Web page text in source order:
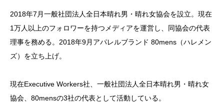
2018年7月一般社団法人全日本晴れ男・晴れ女協会を設立。現在
1万人以上のフォロワーを持つメディアを運営し、同協会の代表
理事を務める。2018年9月アパレルブランド 80mens（ハレメン
ズ）を立ち上げ。
現在Executive Workers社、一般社団法人全日本晴れ男・晴れ女
協会、80mensの3社の代表として活動している。